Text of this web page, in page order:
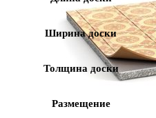
Ширина доски
Толщина доски
Размещение